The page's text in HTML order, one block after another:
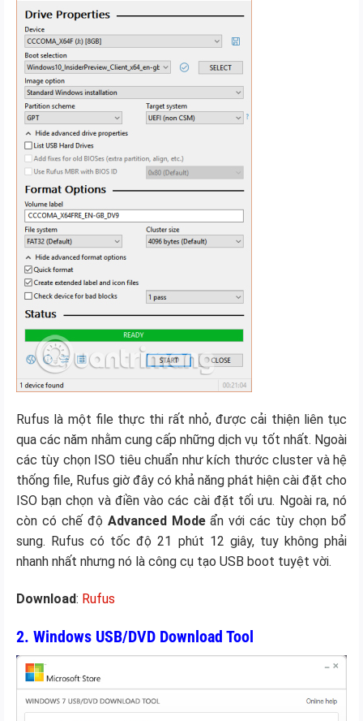
Rufus là một file thực thi rất nhỏ, được cải thiện liên tục
qua các năm nhằm cung cấp những dịch vụ tốt nhất. Ngoài
các tùy chọn ISO tiêu chuẩn như kích thước cluster và hệ
thống file, Rufus giờ đây có khả năng phát hiện cài đặt cho
ISO bạn chọn và điền vào các cài đặt tối ưu. Ngoài ra, nó
còn có chế độ Advanced Modeẩn với các tùy chọn bổ
sung. Rufus có tốc độ 21 phút 12 giây, tuy không phải
nhanh nhất nhưng nó là công cụ tạo USB boot tuyệt vời.
Download: Rufus
2. Windows USB/DVD Download Tool